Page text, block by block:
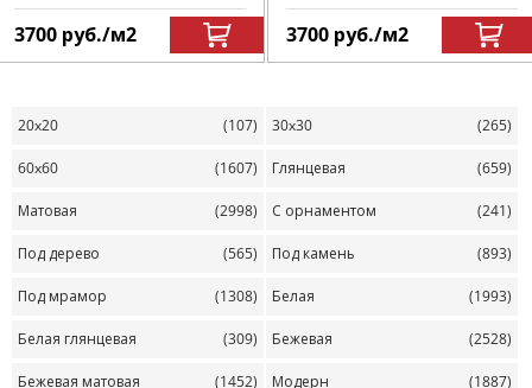
3700 руб./м2 3700 руб./м2
20x20 (107) 30x30 (265)
60x60 (1607) Глянцевая (659)
Матовая (2998) С орнаментом (241)
Под дерево (565) Под камень (893)
Под мрамор (1308) Белая (1993)
Белая глянцевая (309) Бежевая (2528)
Бежевая матовая (1452) Модерн (1887)